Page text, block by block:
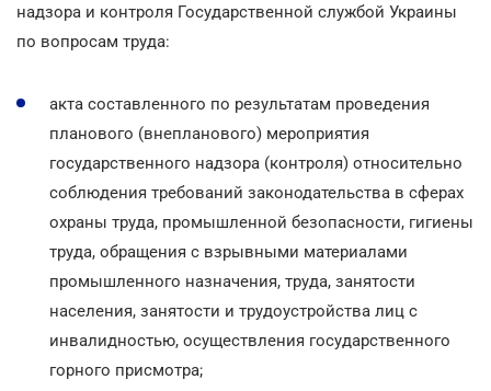
надзора и контроля Государственной службой Украины
по вопросам труда:
акта составленного по результатам проведения
планового (внепланового) мероприятия
государственного надзора (контроля) относительно
соблюдения требований законодательства в сферах
охраны труда, промышленной безопасности, гигиены
труда, обращения с взрывными материалами
промышленного назначения, труда, занятости
населения, занятости и трудоустройства лиц с
инвалидностью, осуществления государственного
горного присмотра;